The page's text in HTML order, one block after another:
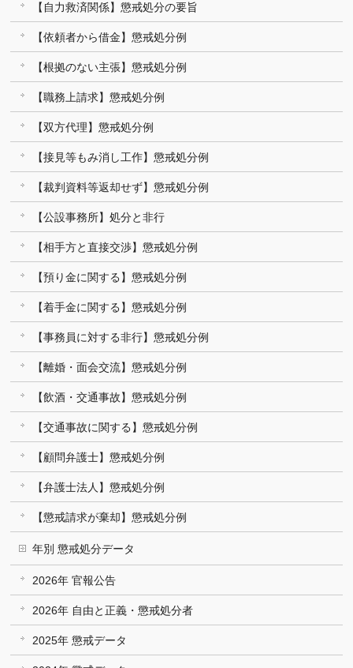
【自力救済関係】懲戒処分の要旨
【依頼者から借金】懲戒処分例
【根拠のない主張】懲戒処分例
【職務上請求】懲戒処分例
【双方代理】懲戒処分例
【接見等もみ消し工作】懲戒処分例
【裁判資料等返却せず】懲戒処分例
【公設事務所】処分と非行
【相手方と直接交渉】懲戒処分例
【預り金に関する】懲戒処分例
【着手金に関する】懲戒処分例
【事務員に対する非行】懲戒処分例
【離婚・面会交流】懲戒処分例
【飲酒・交通事故】懲戒処分例
【交通事故に関する】懲戒処分例
【顧問弁護士】懲戒処分例
【弁護士法人】懲戒処分例
【懲戒請求が棄却】懲戒処分例
年別 懲戒処分データ
2026年 官報公告
2026年 自由と正義・懲戒処分者
2025年 懲戒データ